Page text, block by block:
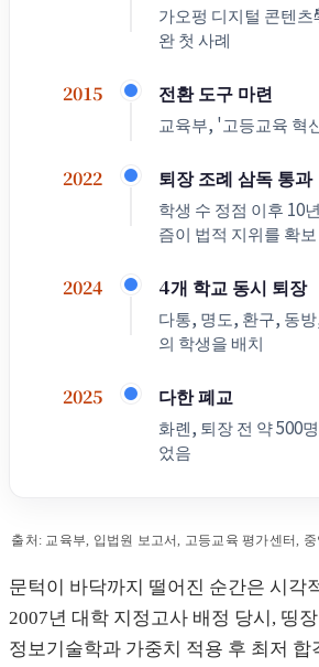
가오펑 디지털 콘텐
완 첫 사례
2015 전환 도구 마련
교육부, '고등교육 혁
2022 퇴장 조례 삼독 통과
학생 수 정점 이후 10
즘이 법적 지위를 확보
2024 4개 학교 동시 퇴장
다통, 명도, 환구, 동
의 학생을 배치
2025 다한 폐교
화롄, 퇴장 전 약 500
었음
출처: 교육부, 입법원 보고서, 고등교육 평가센터, 중
문턱이 바닥까지 떨어진 순간은 시각
2007년 대학 지정고사 배정 당시, 띵
정보기술학과 가중치 적용 후 최저 합